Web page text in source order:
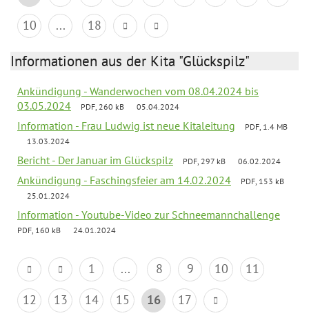
10
... 18
Informationen aus der Kita "Glückspilz"
Ankündigung - Wanderwochen vom 08.04.2024 bis
03.05.2024
PDF, 260 kB 05.04.2024
Information - Frau Ludwig ist neue Kitaleitung
PDF, 1.4 MB
13.03.2024
Bericht - Der Januar im Glückspilz PDF, 297 kB 06.02.2024
Ankündigung - Faschingsfeier am 14.02.2024
PDF, 153 kB
25.01.2024
Information - Youtube-Video zur Schneemannchallenge
PDF, 160 kB 24.01.2024
1 ... 8 9 10
11
12
13 14 15 16 17